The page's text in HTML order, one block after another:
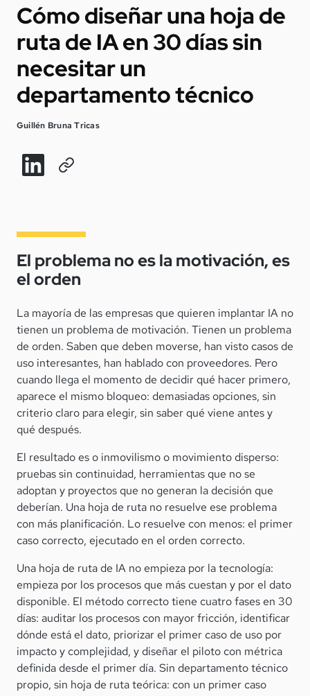
Cómo diseñar una hoja de
ruta de IA en 30 días sin
necesitar un
departamento técnico
Guillén Bruna Tricas
El problema no es la motivación, es
el orden
La mayoría de las empresas que quieren implantar IA no
tienen un problema de motivación. Tienen un problema
de orden. Saben que deben moverse, han visto casos de
uso interesantes, han hablado con proveedores. Pero
cuando llega el momento de decidir qué hacer primero,
aparece el mismo bloqueo: demasiadas opciones, sin
criterio claro para elegir, sin saber qué viene antes y
qué después.
El resultado es o inmovilismo o movimiento disperso:
pruebas sin continuidad, herramientas que no se
adoptan y proyectos que no generan la decisión que
deberían. Una hoja de ruta no resuelve ese problema
con más planificación. Lo resuelve con menos: el primer
caso correcto, ejecutado en el orden correcto.
Una hoja de ruta de IA no empieza por la tecnología:
empieza por los procesos que más cuestan y por el dato
disponible. El método correcto tiene cuatro fases en 30
días: auditar los procesos con mayor fricción, identificar
dónde está el dato, priorizar el primer caso de uso por
impacto y complejidad, y diseñar el piloto con métrica
definida desde el primer día. Sin departamento técnico
propio, sin hoja de ruta teórica: con un primer caso